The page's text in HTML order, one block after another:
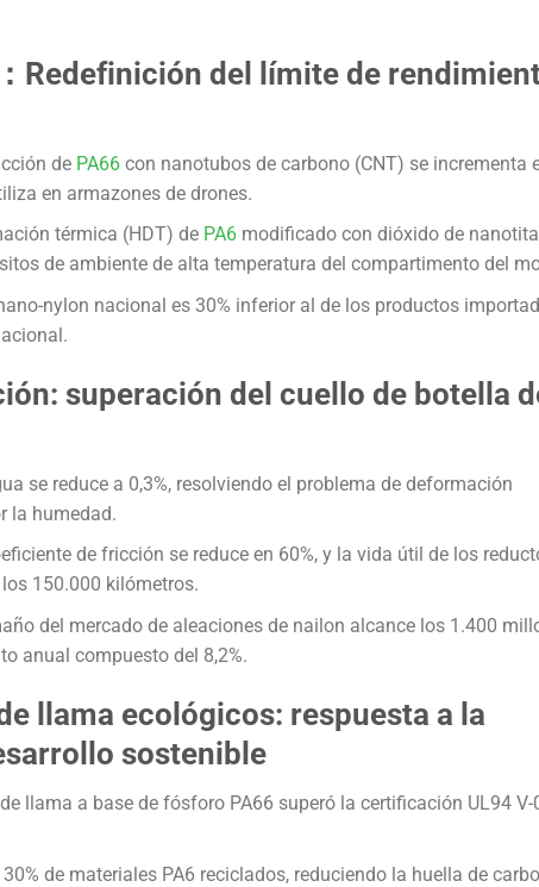
Redefinición del límite de
de PA66con nanotubos de carbono (CNT) se incrementa
en armazones de drones.
térmica (HDT) de PA6modificado con dióxido de
de ambiente de alta temperatura del compartimento del
nylon nacional es 30% inferior al de los productos
superación del cuello de botella
se reduce a 0,3%, resolviendo el problema de deformación
la humedad.
de fricción se reduce en 60%, y la vida útil de los
150.000 kilómetros.
del mercado de aleaciones de nailon alcance los 1.400
anual compuesto del 8,2%.
llama ecológicos: respuesta a la
sostenible
llama a base de fósforo PA66 superó la certificación UL94 V-
de materiales PA6 reciclados, reduciendo la huella de